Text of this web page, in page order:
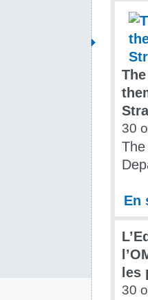
30
En
les
30